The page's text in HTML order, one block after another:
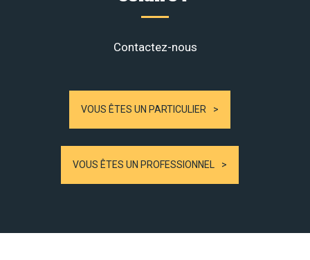
Contactez-nous
VOUS ÊTES UN PARTICULIER
VOUS ÊTES UN PROFESSIONNEL